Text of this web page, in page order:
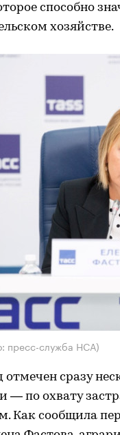
способно
хозяйстве.
пресс-служба НСА)
отмечен сразу
— по охвату
Как сообщила